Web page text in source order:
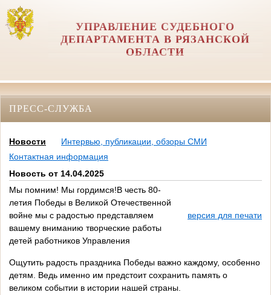
УПРАВЛЕНИЕ СУДЕБНОГО
ДЕПАРТАМЕНТА В РЯЗАНСКОЙ
ОБЛАСТИ
ПРЕСС-СЛУЖБА
Новости
Интервью, публикации, обзоры СМИ
Контактная информация
Новость от 14.04.2025
Мы помним! Мы гордимся!В честь 80-
летия Победы в Великой Отечественной
войне мы с радостью представляем
вашему вниманию творческие работы
детей работников Управления
версия для печати
Ощутить радость праздника Победы важно каждому, особенно
детям. Ведь именно им предстоит сохранить память о
великом событии в истории нашей страны.